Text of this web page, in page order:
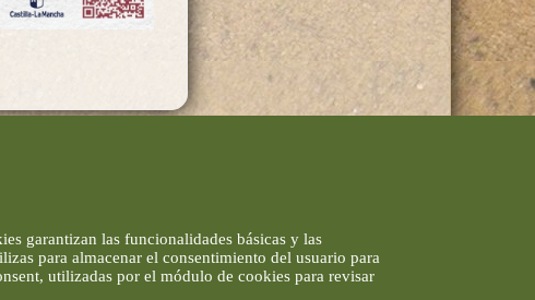
garantizan las funcionalidades básicas y las
para almacenar el consentimiento del usuario para
utilizadas por el módulo de cookies para revisar